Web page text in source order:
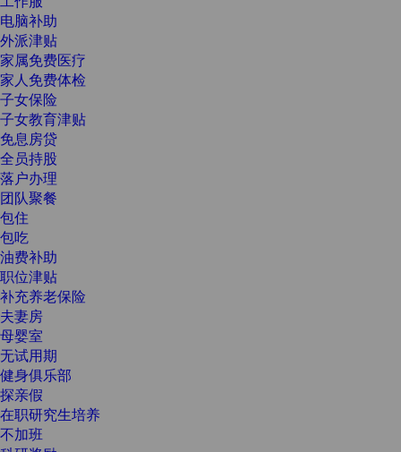
电脑补助
外派津贴
家属免费医疗
家人免费体检
子女保险
子女教育津贴
免息房贷
全员持股
落户办理
团队聚餐
包住
包吃
油费补助
职位津贴
补充养老保险
夫妻房
母婴室
无试用期
健身俱乐部
探亲假
在职研究生培养
不加班